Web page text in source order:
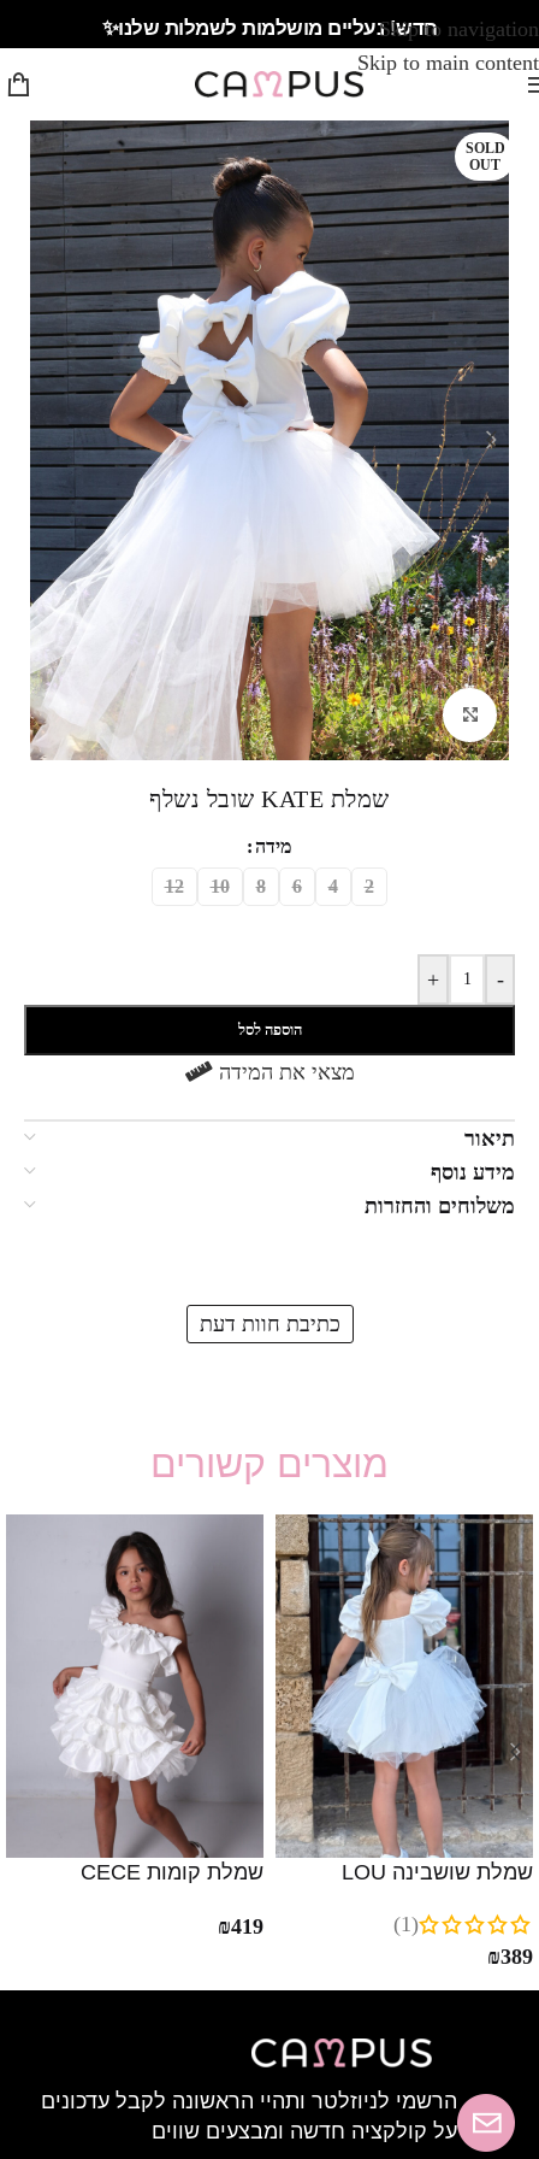
Skip to navigation
Skip to main content
חדש! נעליים מושלמות לשמלות שלנו✨
SOLD
OUT
לחצי להגדלה
שמלת KATE שובל נשלף
מידה
2
4
6
8
10
12
-
+
הוספה לסל
מצאי את המידה
תיאור
מידע נוסף
משלוחים והחזרות
כתיבת חוות דעת
מוצרים קשורים
שמלת שושבינה LOU
(1)
₪389
שמלת קומות CECE
₪419
הרשמי לניוזלטר ותהיי הראשונה לקבל עדכונים
על קולקציה חדשה ומבצעים שווים